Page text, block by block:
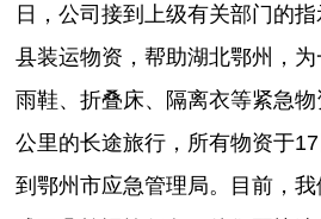
日，公司接到上级有关部门的
县装运物资，帮助湖北鄂州，为
雨鞋、折叠床、隔离衣等紧急
公里的长途旅行，所有物资于
到鄂州市应急管理局。目前，